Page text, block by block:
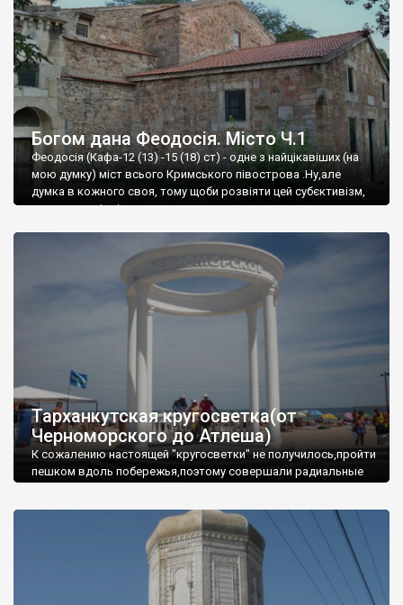
Богом дана Феодосія. Місто Ч.1
Феодосія (Кафа-12 (13) -15 (18) ст) - одне з найцікавіших (на
мою думку) міст всього Кримського півострова .Ну,але
думка в кожного своя, тому щоби розвіяти цей субєктивізм,
запрошую відвідати це
Тарханкутская кругосветка(от
Черноморского до Атлеша)
К сожалению настоящей "кругосветки" не получилось,пройти
пешком вдоль побережья,поэтому совершали радиальные